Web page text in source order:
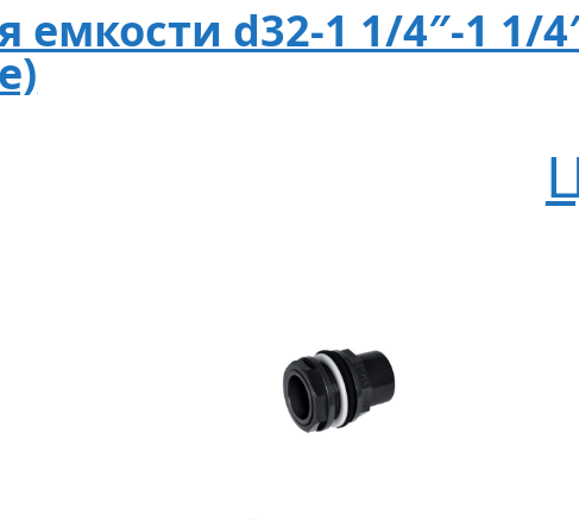
емкости d32-1 1/4″-1 1/